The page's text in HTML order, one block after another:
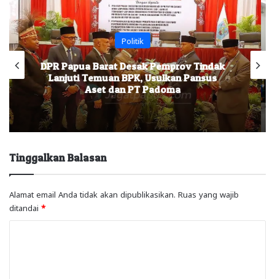
Pemprov PB
Gubernur Sambut Baik Kehadiran Pengda
JMSI Papua Barat, Pemprov Buka Ruang
Kemitraan
Tinggalkan Balasan
Alamat email Anda tidak akan dipublikasikan. Ruas yang wajib
ditandai *